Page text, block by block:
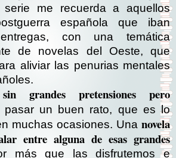
serie me recuerda a aquellos
española que iban
con una temática
de novelas del Oeste, que
aliviar las penurias mentales
sin grandes pretensiones pero
pasar un buen rato, que es lo
muchas ocasiones. Una novela
entre alguna de esas grandes
más que las disfrutemos e